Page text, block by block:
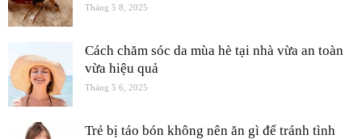
Tháng 5 8, 2025
Cách chăm sóc da mùa hè tại nhà vừa an toàn
vừa hiệu quả
Tháng 5 6, 2025
Trẻ bị táo bón không nên ăn gì để tránh tình